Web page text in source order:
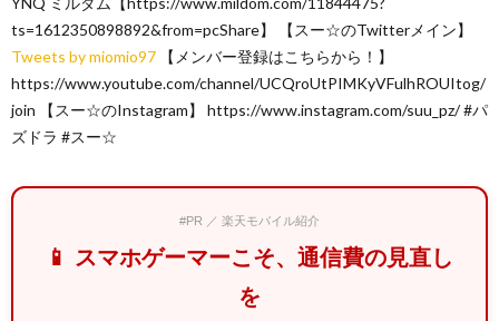
ts=1612350898892&from=pcShare】 【スー☆のTwitterメイン】
Tweets by miomio97 【メンバー登録はこちらから！】
https://www.youtube.com/channel/UCQroUtPIMKyVFulhROUItog/
join 【スー☆のInstagram】 https://www.instagram.com/suu_pz/ #パ
ズドラ #スー☆
#PR ／ 楽天モバイル紹介
📱 スマホゲーマーこそ、通信費の見直し
を